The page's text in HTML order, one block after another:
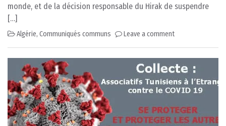
monde, et de la décision responsable du Hirak de suspendre
[…]
Algérie, Communiqués communs Leave a comment